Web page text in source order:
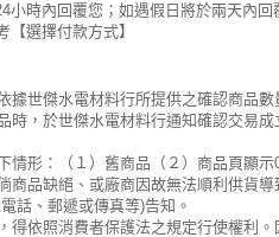
小時內回覆您；如遇假日將於兩天內
選擇付款方式】
據世傑水電材料行所提供之確認商品數
時，於世傑水電材料行通知確認交易
情形：（１）舊商品（２）商品頁顯
商品缺絕、或廠商因故無法順利供貨
話、郵遞或傳真等)告知。
得依照消費者保護法之規定行使權利